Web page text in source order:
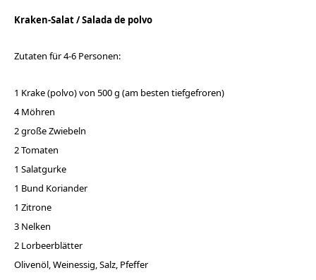
Kraken-Salat /Salada de polvo
Zutaten für 4-6 Personen:
1 Krake (polvo) von 500 g (am besten tiefgefroren)
4 Möhren
2 große Zwiebeln
2 Tomaten
1 Salatgurke
1 Bund Koriander
1 Zitrone
3 Nelken
2 Lorbeerblätter
Olivenöl, Weinessig, Salz, Pfeffer